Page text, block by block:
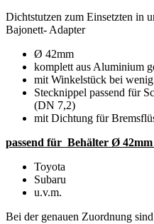
Dichtstutzen zum Einsetzten
Bajonett- Adapter
Ø 42mm
komplett aus Aluminium
mit Winkelstück bei
Stecknippel passend für
(DN 7,2)
mit Dichtung für
passend für Behälter Ø 42mm
Toyota
Subaru
u.v.m.
Bei der genauen Zuordnung